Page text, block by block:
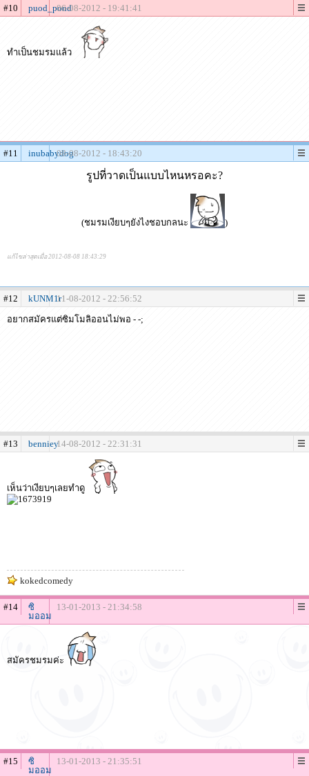
#10 puod_pond06-08-2012 - 19:41:41
ทำเป็นชมรมแล้ว
#11 inubabydog08-08-2012 - 18:43:20
รูปที่วาดเป็นแบบไหนหรอคะ?
(ชมรมเงียบๆยังไงชอบกลนะ )
แก้ไขล่าสุดเมื่อ 2012-08-08 18:43:29
#12 kUNM1r11-08-2012 - 22:56:52
อยากสมัครแต่ซิมโมลิออนไม่พอ - -;
#13 benniey14-08-2012 - 22:31:31
เห็นว่าเงียบๆเลยทำดู
kokedcomedy
#14
ซิ
มออม
13-01-2013 - 21:34:58
สมัครชมรมค่ะ
#15
ซิ
มออม
13-01-2013 - 21:35:51